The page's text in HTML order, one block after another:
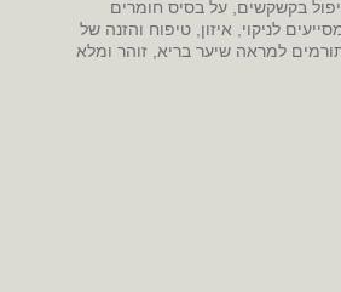
בקשקשים, על בסיס חומרים
לניקוי, איזון, טיפוח והזנה של
למראה שיער בריא, זוהר ומלא